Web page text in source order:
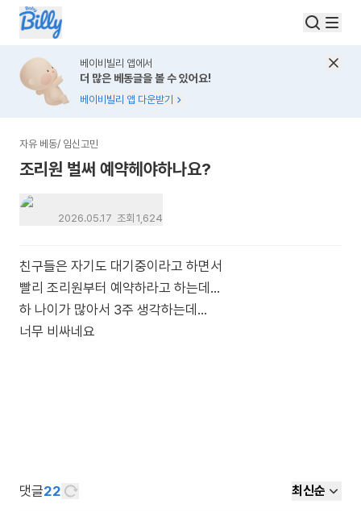
베이비빌리 앱에서
더 많은 베동글을 볼 수 있어요!
베이비빌리 앱 다운받기
자유 베동/ 임신고민
조리원 벌써 예약헤야하나요?
2026.05.17 조회 1,624
친구들은 자기도 대기중이라고 하면서
빨리 조리원부터 예약하라고 하는데...
하 나이가 많아서 3주 생각하는데...
너무 비싸네요
댓글22 최신순